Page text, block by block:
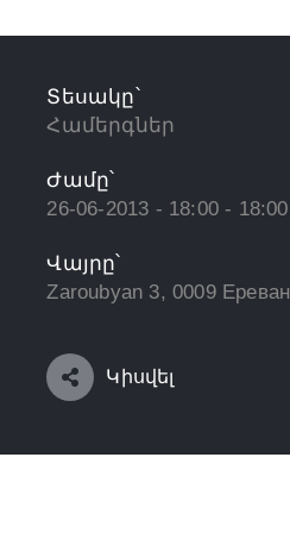
Տեսակը՝
Համերգներ
Ժամը՝
26-06-2013 - 18:00 - 18:00
Վայրը՝
Zaroubyan 3, 0009 Ереван
Կիսվել